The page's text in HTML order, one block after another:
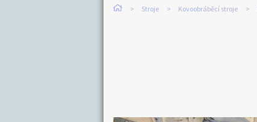
Stroje Kovoobráběcí stroje